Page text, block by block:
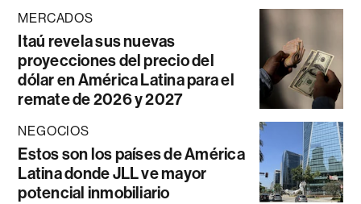
MERCADOS
Itaú revela sus nuevas
proyecciones del precio del
dólar en América Latina para el
remate de 2026 y 2027
NEGOCIOS
Estos son los países de América
Latina donde JLL ve mayor
potencial inmobiliario